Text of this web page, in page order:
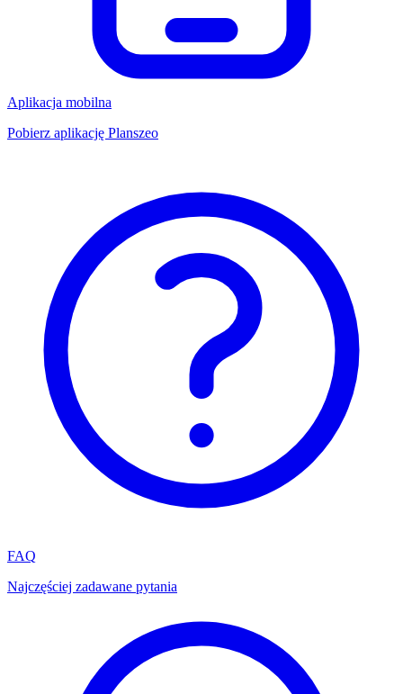
Aplikacja mobilna
Pobierz aplikację Planszeo
FAQ
Najczęściej zadawane pytania